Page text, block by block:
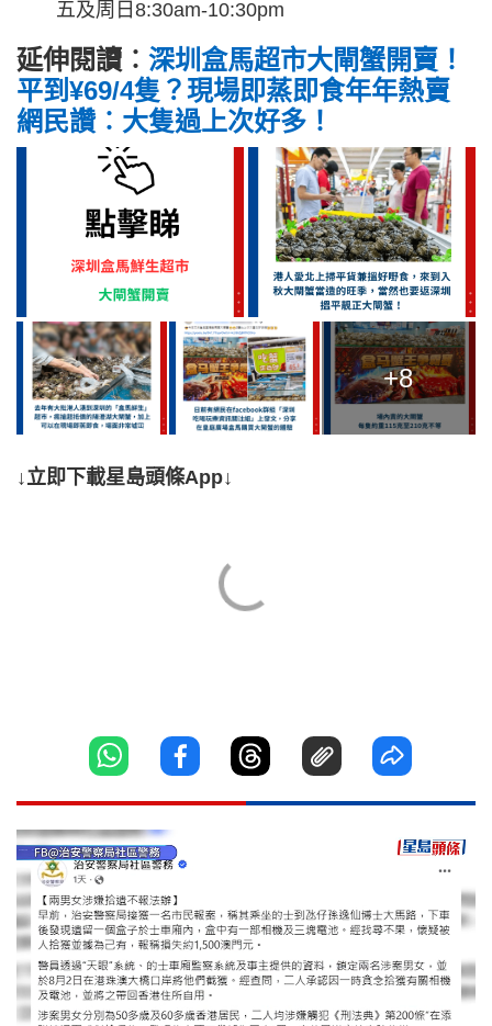
五及周日8:30am-10:30pm
延伸閱讀︰ 深圳盒馬超市大閘蟹開賣！
平到¥69/4隻？現場即蒸即食年年熱賣
網民讚︰大隻過上次好多！
+8
↓立即下載星島頭條App↓